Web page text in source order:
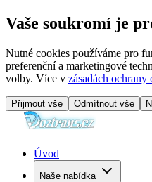
Vaše soukromí je
Nutné cookies používáme pro
preferenční a marketingové
volby. Více v zásadách ochrany
Přijmout vše Odmítnout vše
Úvod
Naše nabídka